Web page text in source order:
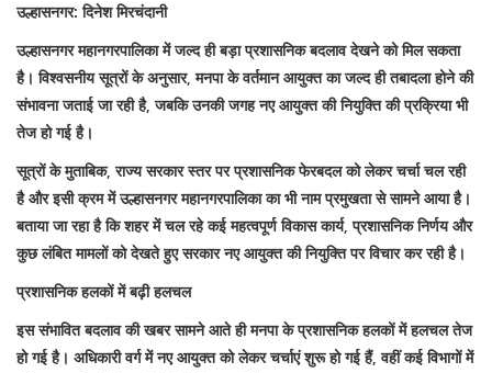
उल्हासनगर: दिनेश मिरचंदानी
उल्हासनगर महानगरपालिका में जल्द ही बड़ा प्रशासनिक बदलाव देखने को मिल सकता
है। विश्वसनीय सूत्रों के अनुसार, मनपा के वर्तमान आयुक्त का जल्द ही तबादला होने की
संभावना जताई जा रही है, जबकि उनकी जगह नए आयुक्त की नियुक्ति की प्रक्रिया भी
तेज हो गई है।
सूत्रों के मुताबिक, राज्य सरकार स्तर पर प्रशासनिक फेरबदल को लेकर चर्चा चल रही
है और इसी क्रम में उल्हासनगर महानगरपालिका का भी नाम प्रमुखता से सामने आया है।
बताया जा रहा है कि शहर में चल रहे कई महत्वपूर्ण विकास कार्य, प्रशासनिक निर्णय और
कुछ लंबित मामलों को देखते हुए सरकार नए आयुक्त की नियुक्ति पर विचार कर रही है।
प्रशासनिक हलकों में बढ़ी हलचल
इस संभावित बदलाव की खबर सामने आते ही मनपा के प्रशासनिक हलकों में हलचल तेज
हो गई है। अधिकारी वर्ग में नए आयुक्त को लेकर चर्चाएं शुरू हो गई हैं, वहीं कई विभागों में